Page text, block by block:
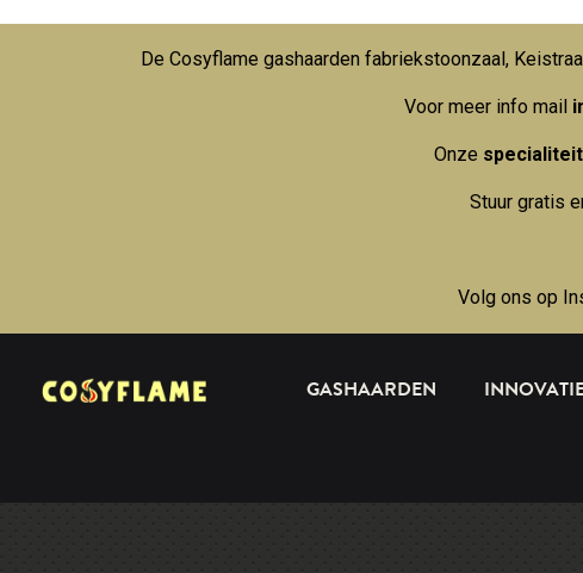
De Cosyflame gashaarden fabriekstoonzaal,
Voor meer info mail
Onze specialiteit
Stuur gratis
Volg ons op
GASHAARDEN